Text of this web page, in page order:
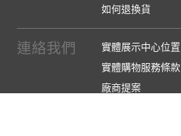
如何退換貨
連絡我們
實體展示中心位置
實體購物服務條款
廠商提案